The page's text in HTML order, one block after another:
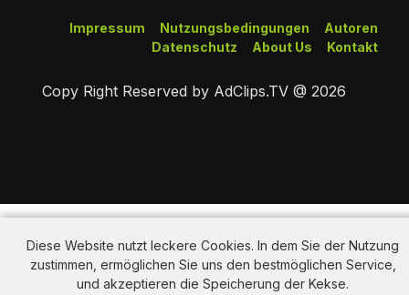
Diese Website nutzt leckere Cookies. In dem Sie der Nutzung
zustimmen, ermöglichen Sie uns den bestmöglichen Service,
und akzeptieren die Speicherung der Kekse.
Autoren
Nutzungsbedingungen
Impressum
Kontakt
About Us
Datenschutz
Copy Right Reserved by AdClips.TV @ 2026